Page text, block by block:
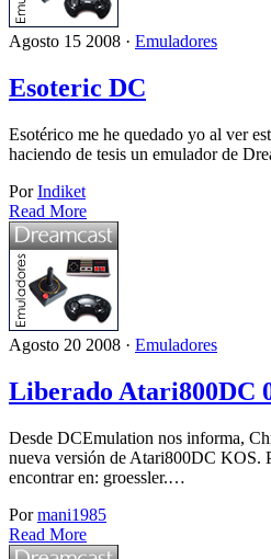
Agosto 15 2008 · Emuladores
Esoteric DC
Esotérico me he quedado yo al ver
haciendo de tesis un emulador de
PorIndiket
Read More
Agosto 20 2008 · Emuladores
Liberado Atari800DC
Desde DCEmulation nos informa,
nueva versión de Atari800DC KOS.
encontrar en: groessler.…
Pormani1985
Read More